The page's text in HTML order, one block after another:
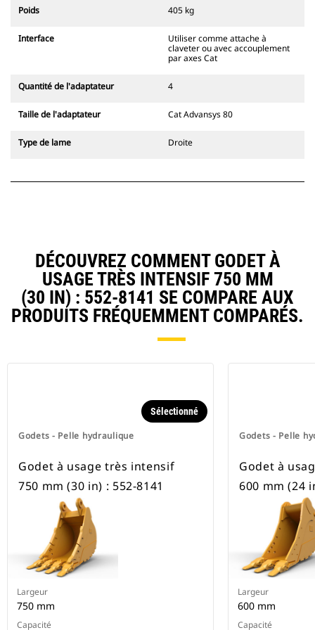
champ de vision du conducteur.
axes Cat sont compatibles avec les
pelles hydrauliques à chaînes 311-
Des attaches à largeur de
disponibles.
le système d'attache spéciale CW
CW sont dotées d'un système de
disponibles pour toutes les pelles
hydrauliques à chaines et sur
pneus.
Poids 405 kg
Interface
Utiliser comme attache à
claveter ou avec accouplement
par axes Cat
Quantité de l'adaptateur 4
Taille de l'adaptateur Cat Advansys 80
Type de lame Droite
DÉCOUVREZ COMMENT GODET À
USAGE TRÈS INTENSIF 750 MM
(30 IN) : 552-8141 SE COMPARE AUX
PRODUITS FRÉQUEMMENT COMPARÉS.
Godets - Pelle hydraulique
Sélectionné
Godet à usage très intensif
750 mm (30 in) : 552-8141
Largeur
750 mm
Capacité
Godets - Pelle
Godet à
600 mm (24
Largeur
600 mm
Capacité